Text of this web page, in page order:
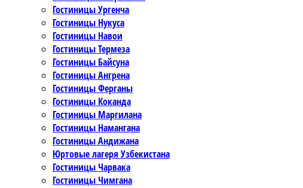
Гостиницы Ургенча
Гостиницы Нукуса
Гостиницы Навои
Гостиницы Термеза
Гостиницы Байсуна
Гостиницы Ангрена
Гостиницы Ферганы
Гостиницы Коканда
Гостиницы Маргилана
Гостиницы Намангана
Гостиницы Андижана
Юртовые лагеря Узбекистана
Гостиницы Чарвака
Гостиницы Чимгана